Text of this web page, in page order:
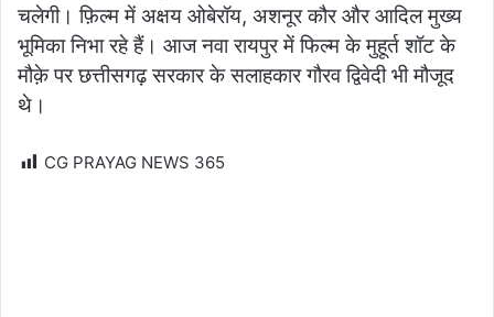
चलेगी। फ़िल्म में अक्षय ओबेरॉय, अशनूर कौर और आदिल मुख्य
भूमिका निभा रहे हैं। आज नवा रायपुर में फिल्म के मुहूर्त शॉट के
मौक़े पर छत्तीसगढ़ सरकार के सलाहकार गौरव द्विवेदी भी मौजूद
थे।
CG PRAYAG NEWS 365